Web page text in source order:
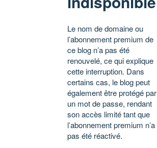
Le nom de domaine ou
l’abonnement premium de
ce blog n’a pas été
renouvelé, ce qui explique
cette interruption. Dans
certains cas, le blog peut
également être protégé par
un mot de passe, rendant
son accès limité tant que
l’abonnement premium n’a
pas été réactivé.